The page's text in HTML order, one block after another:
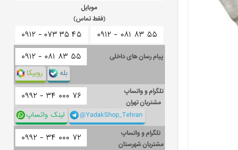
موبایل
(فقط تماس)
۰۹۱۲ - ۰۸۱ ۸۳ ۵۵ ۰۹۱۲ - ۰۷۳۳۵ ۴۵
پیام رسان های داخلی ۰۹۱۲ - ۰۸۱ ۸۳ ۵۵
روبیکا بله
تلگرام و واتساپ
مشتریان تهران
۰۹۹۲ - ۳۴ ۰۰۰ ۷۶
لینک واتساپ @YadakShop_Tehran
تلگرام و واتساپ
مشتریان شهرستان
۰۹۹۲ - ۳۴ ۰۰۰ ۷۲